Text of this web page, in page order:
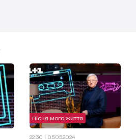
Пісня мого життя
22:30 | 05.05.2024